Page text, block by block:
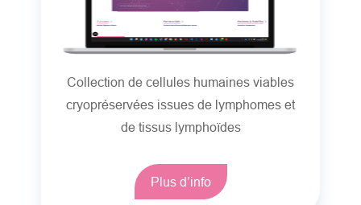
Collection de cellules humaines viables
cryopréservées issues de lymphomes et
de tissus lymphoïdes
Plus d’info